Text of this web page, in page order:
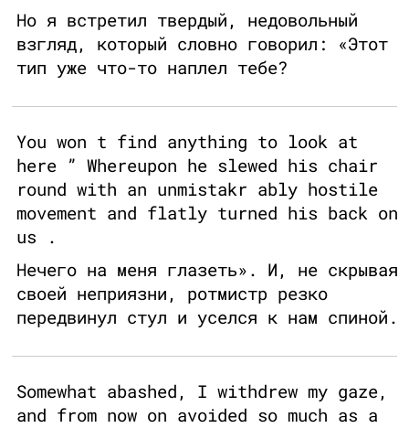
Но я встретил твердый, недовольный
взгляд, который словно говорил: «Этот
тип уже что-то наплел тебе?
You won t find anything to look at
here ” Whereupon he slewed his chair
round with an unmistakr ably hostile
movement and flatly turned his back on
us .
Нечего на меня глазеть». И, не скрывая
своей неприязни, ротмистр резко
передвинул стул и уселся к нам спиной.
Somewhat abashed, I withdrew my gaze,
and from now on avoided so much as a